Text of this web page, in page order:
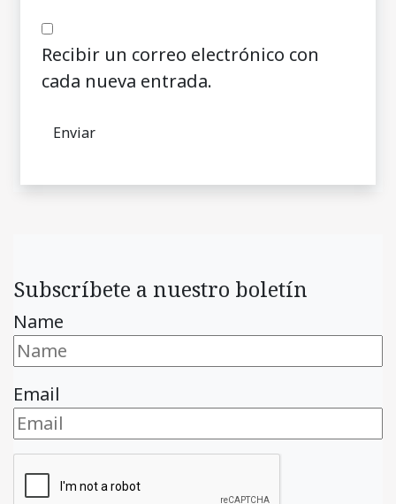
Recibir un correo electrónico con
cada nueva entrada.
Subscríbete a nuestro boletín
Name
Email